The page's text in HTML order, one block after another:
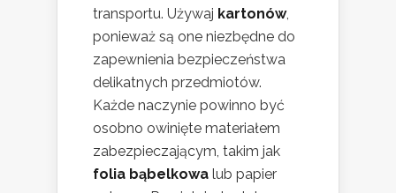
transportu. Używaj kartonów,
ponieważ są one niezbędne do
zapewnienia bezpieczeństwa
delikatnych przedmiotów.
Każde naczynie powinno być
osobno owinięte materiałem
zabezpieczającym, takim jak
folia bąbelkowa lub papier